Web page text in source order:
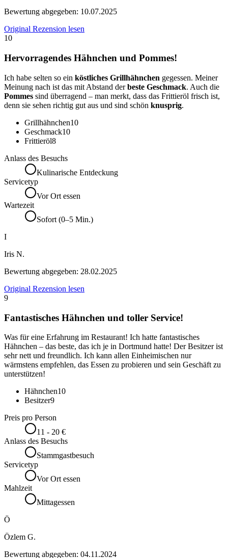
Bewertung abgegeben: 10.07.2025
Original Rezension lesen
10
Hervorragendes Hähnchen und Pommes!
Ich habe selten so ein köstliches Grillhähnchen gegessen. Meiner
Meinung nach ist das mit Abstand derbeste Geschmack. Auch die
Pommes sind überragend – man merkt, dass das Frittieröl frisch ist,
denn sie sehen richtig gut aus und sind schön knusprig.
Grillhähnchen10
Geschmack10
Frittieröl8
Anlass des Besuchs
Kulinarische Entdeckung
Servicetyp
Vor Ort essen
Wartezeit
Sofort (0–5 Min.)
I
Iris N.
Bewertung abgegeben: 28.02.2025
Original Rezension lesen
9
Fantastisches Hähnchen und toller Service!
Was für eine Erfahrung im Restaurant! Ich hatte fantastisches
Hähnchen – das beste, das ich je in Dortmund hatte! Der Besitzer ist
sehr nett und freundlich. Ich kann allen Einheimischen nur
wärmstens empfehlen, das Essen zu probieren und sein Geschäft zu
unterstützen!
Hähnchen10
Besitzer9
Preis pro Person
11 - 20 €
Anlass des Besuchs
Stammgastbesuch
Servicetyp
Vor Ort essen
Mahlzeit
Mittagessen
Ö
Özlem G.
Bewertung abgegeben: 04.11.2024